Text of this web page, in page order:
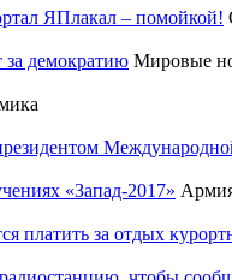
ЯПлакал – помойкой!
за демократию Мировые
«Запад-2017»
платить за отдых